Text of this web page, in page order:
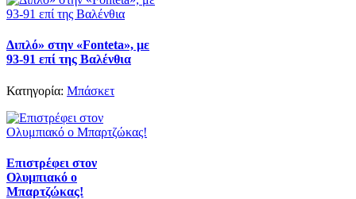
Διπλό» στην «Fonteta», με
93-91 επί της Βαλένθια
Κατηγορία: Μπάσκετ
Επιστρέφει στον
Ολυμπιακό ο
Μπαρτζώκας!